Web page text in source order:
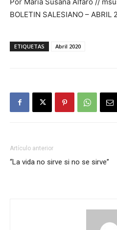
Por María Susana Alfaro //
BOLETIN SALESIANO – ABRIL
ETIQUETAS Abril 2020
Artículo anterior
“La vida no sirve si no se sirve”